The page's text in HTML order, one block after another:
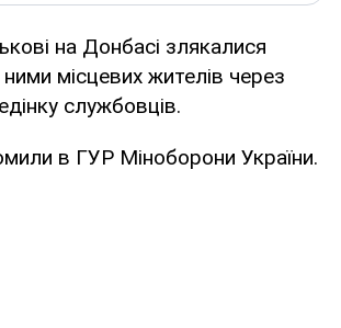
на Донбасі злякалися
місцевих жителів через
службовців.
в ГУР Міноборони України.